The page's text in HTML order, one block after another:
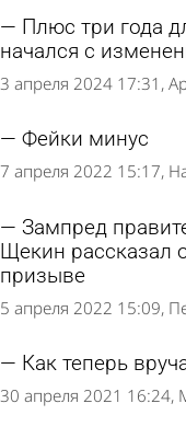
Плюс три года
начался с
3 апреля 2024 17:31
Фейки минус
7 апреля 2022 15:17
Зампред
Щекин рассказал
призыве
5 апреля 2022 15:09
Как теперь
30 апреля 2021 16:24